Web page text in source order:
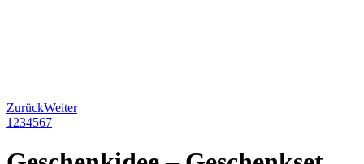
ZurückWeiter
1 234567